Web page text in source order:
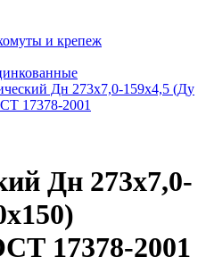
и крепеж
Дн 273х7,0-159х4,5 (Ду
17378-2001
Дн 273х7,0-
17378-2001